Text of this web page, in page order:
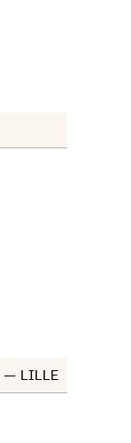
— LILLE